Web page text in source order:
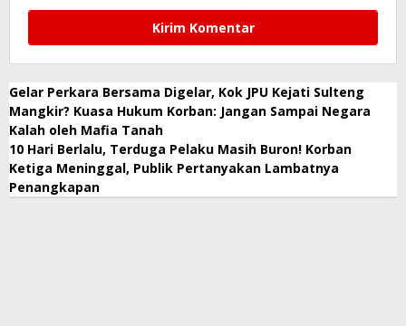
Gelar Perkara Bersama Digelar, Kok JPU Kejati Sulteng
Mangkir? Kuasa Hukum Korban: Jangan Sampai Negara
Kalah oleh Mafia Tanah
10 Hari Berlalu, Terduga Pelaku Masih Buron! Korban
Ketiga Meninggal, Publik Pertanyakan Lambatnya
Penangkapan